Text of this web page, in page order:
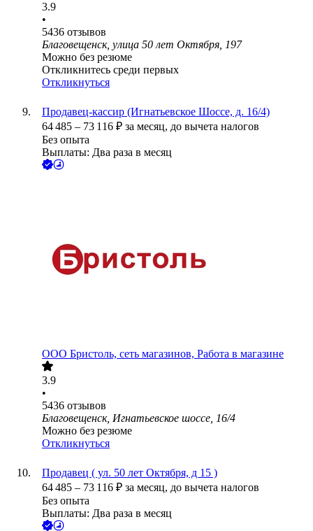
3.9
•
5436 отзывов
Благовещенск, улица 50 лет Октября, 197
Можно без резюме
Откликнитесь среди первых
Откликнуться
Продавец-кассир (Игнатьевское Шоссе, д. 16/4)
64 485 – 73 116 ₽ за месяц, до вычета налогов
Без опыта
Выплаты: Два раза в месяц
ООО Бристоль, сеть магазинов, Работа в магазине
3.9
•
5436 отзывов
Благовещенск, Игнатьевское шоссе, 16/4
Можно без резюме
Откликнуться
Продавец ( ул. 50 лет Октября, д 15 )
64 485 – 73 116 ₽ за месяц, до вычета налогов
Без опыта
Выплаты: Два раза в месяц